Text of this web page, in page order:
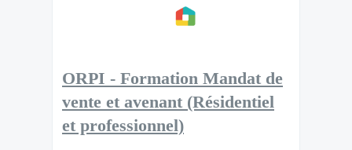
ORPI - Formation Mandat de
vente et avenant (Résidentiel
et professionnel)